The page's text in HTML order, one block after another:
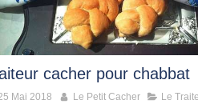
cacher pour chabbat
Mai 2018 Le Petit Cacher Le